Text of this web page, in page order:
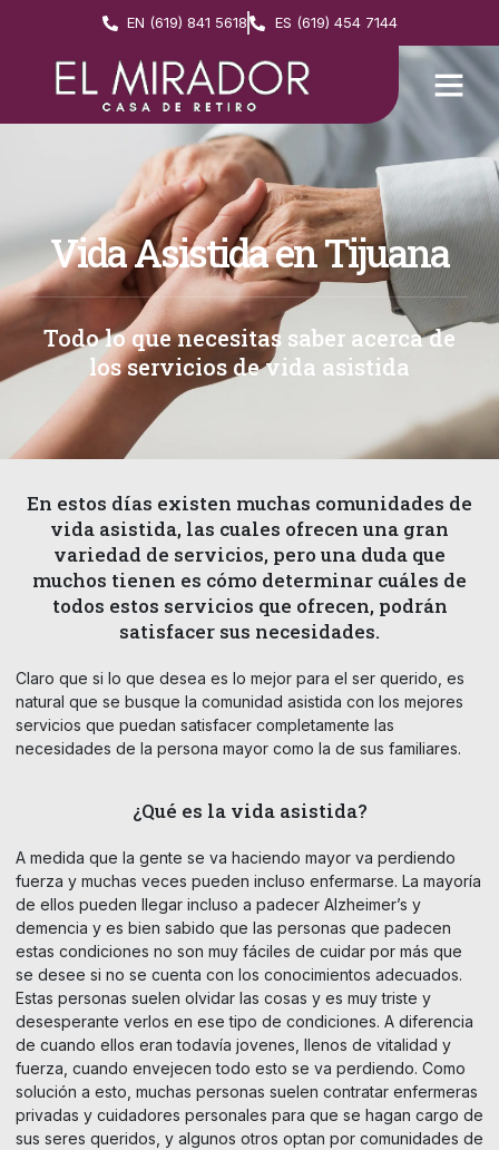
EN (619) 841 5618 ES (619) 454 7144
Vida Asistida en Tijuana
Todo lo que necesitas saber acerca de
los servicios de vida asistida
En estos días existen muchas comunidades de
vida asistida, las cuales ofrecen una gran
variedad de servicios, pero una duda que
muchos tienen es cómo determinar cuáles de
todos estos servicios que ofrecen, podrán
satisfacer sus necesidades.
Claro que si lo que desea es lo mejor para el ser querido, es
natural que se busque la comunidad asistida con los mejores
servicios que puedan satisfacer completamente las
necesidades de la persona mayor como la de sus familiares.
¿Qué es la vida asistida?
A medida que la gente se va haciendo mayor va perdiendo
fuerza y muchas veces pueden incluso enfermarse. La mayoría
de ellos pueden llegar incluso a padecer Alzheimer’s y
demencia y es bien sabido que las personas que padecen
estas condiciones no son muy fáciles de cuidar por más que
se desee si no se cuenta con los conocimientos adecuados.
Estas personas suelen olvidar las cosas y es muy triste y
desesperante verlos en ese tipo de condiciones. A diferencia
de cuando ellos eran todavía jovenes, llenos de vitalidad y
fuerza, cuando envejecen todo esto se va perdiendo. Como
solución a esto, muchas personas suelen contratar enfermeras
privadas y cuidadores personales para que se hagan cargo de
sus seres queridos, y algunos otros optan por comunidades de